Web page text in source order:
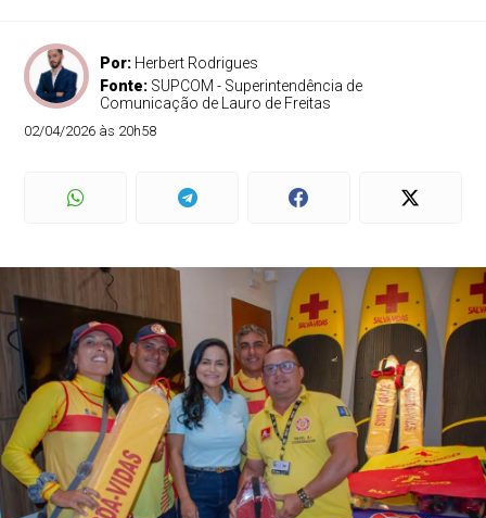
Por: Herbert Rodrigues
Fonte: SUPCOM - Superintendência de
Comunicação de Lauro de Freitas
02/04/2026 às 20h58